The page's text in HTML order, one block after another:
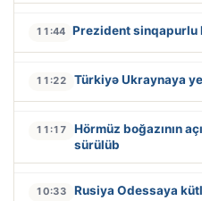
11:44 Prezident sinqapurlu
11:22 Türkiyə Ukraynaya
11:17
Hörmüz boğazının
sürülüb
10:33 Rusiya Odessaya